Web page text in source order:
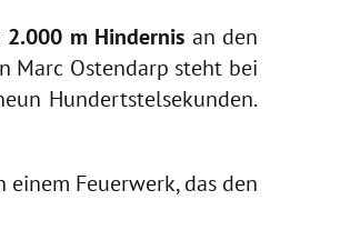
2.000 m Hindernis an den
Marc Ostendarp steht bei
Hundertstelsekunden.
einem Feuerwerk, das den